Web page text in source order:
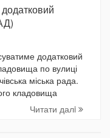
додатковий
по вулиці
міська рада.
кладовища
Читати далi